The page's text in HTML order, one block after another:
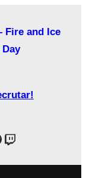
Fire and Ice
Day
Twitch